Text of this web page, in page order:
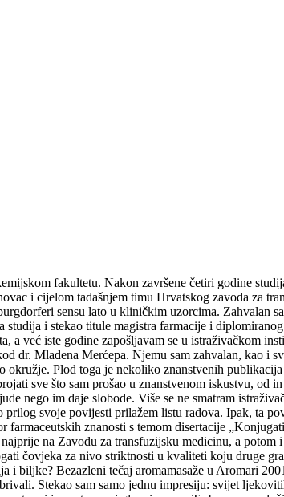
fakultetu. Nakon završene četiri godine
i cijelom tadašnjem timu Hrvatskog zavoda za
sensu lato u kliničkim uzorcima. Zahvalan
i stekao titule magistra farmacije i
a već iste godine zapošljavam se u istraživačkom
dr. Mladena Merćepa. Njemu sam zahvalan, kao i
Plod toga je nekoliko znanstvenih
sve što sam prošao u znanstvenom iskustvu, od
nego im daje slobode. Više se ne smatram
svoje povijesti prilažem listu radova. Ipak, ta
farmaceutskih znanosti s temom disertacije
na Zavodu za transfuzijsku medicinu, a
čovjeka za nivo striktnosti u kvaliteti koju druge
biljke? Bezazleni tečaj aromamasaže u Aromari
Stekao sam samo jednu impresiju: svijet